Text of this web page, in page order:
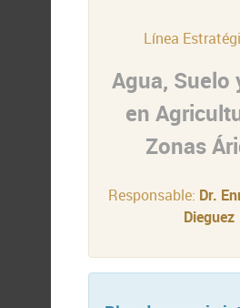
Línea
Agua, Suelo
en
Zonas
Responsable: Dr.
Dieguez